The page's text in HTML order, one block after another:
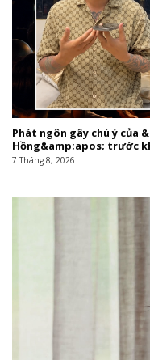
Phát ngôn gây chú ý của
Hồng&amp;apos; trước
7 Tháng 8, 2026